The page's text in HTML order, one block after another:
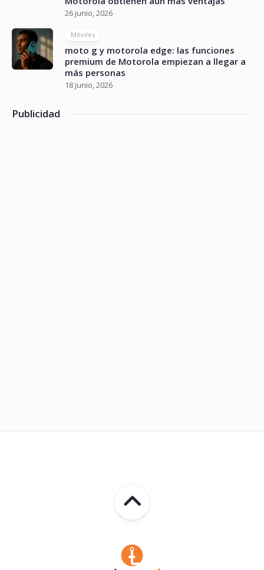
26 junio, 2026
Móviles
moto g y motorola edge: las funciones
premium de Motorola empiezan a llegar a
más personas
18 junio, 2026
Publicidad